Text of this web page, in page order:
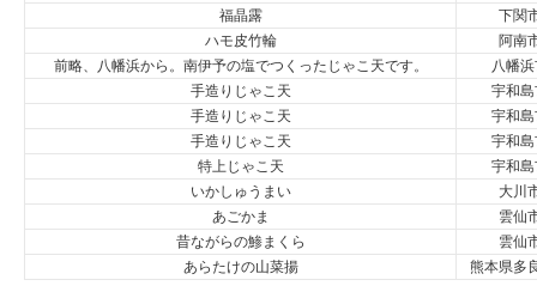
福晶露
下関
ハモ皮竹輪
阿南
前略、八幡浜から。南伊予の塩でつくったじゃこ天です。
八幡
手造りじゃこ天
宇和島
手造りじゃこ天
宇和島
手造りじゃこ天
宇和島
特上じゃこ天
宇和島
いかしゅうまい
大川
あごかま
雲仙
昔ながらの鯵まくら
雲仙
あらたけの山菜揚
熊本県多